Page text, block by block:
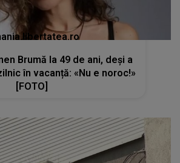
Brumă la 49 de ani, deși a
în vacanță: «Nu e noroc!»
[FOTO]